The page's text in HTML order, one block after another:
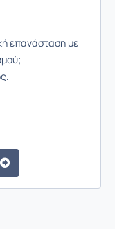
επανάσταση με